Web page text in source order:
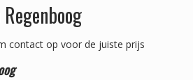
contact op voor de juiste prijs